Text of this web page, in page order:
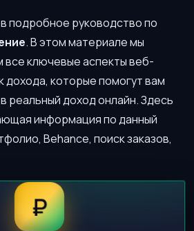
подробное руководство по
. В этом материале мы
ключевые аспекты веб-
дохода, которые помогут вам
реальный доход онлайн. Здесь
информация по данный
Behance, поиск заказов,
₽